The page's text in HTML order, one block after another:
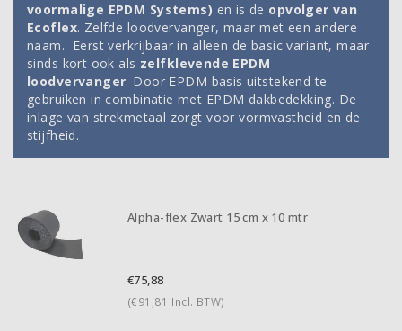
voormalige EPDM Systems) en is de opvolger van
Ecoflex. Zelfde loodvervanger, maar met een andere
naam. Eerst verkrijbaar in alleen de basic variant, maar
sinds kort ook als zelfklevende EPDM
loodvervanger. Door EPDM basis uitstekend te
gebruiken in combinatie met EPDM dakbedekking. De
inlage van strekmetaal zorgt voor vormvastheid en de
stijfheid.
Alpha-flex Zwart 15 cm x 10 mtr
€75,88
(€91,81 Incl. BTW)